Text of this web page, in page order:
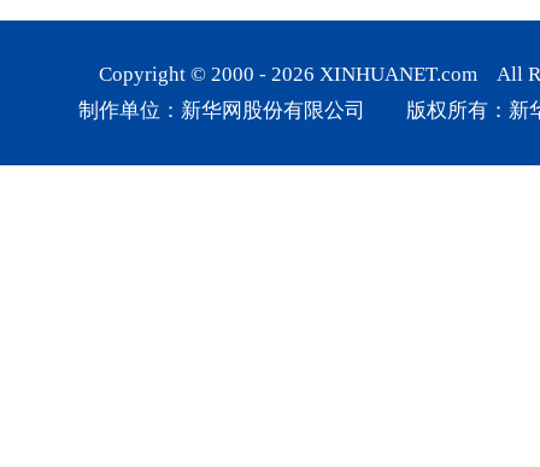
Copyright © 2000 - 2026 XINHUANET.com All
制作单位：新华网股份有限公司 版权所有：新